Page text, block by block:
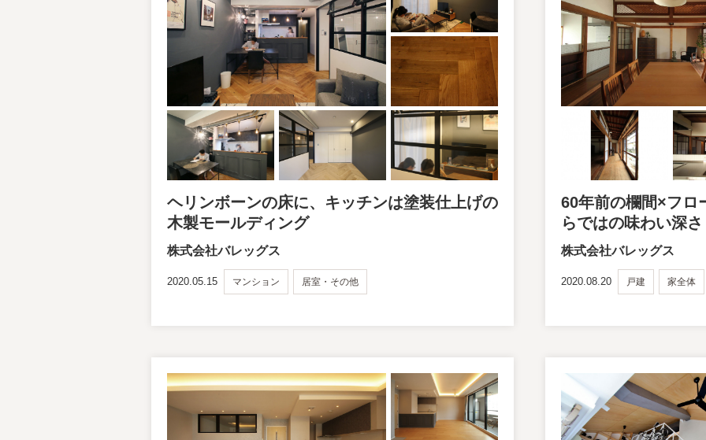
ヘリンボーンの床に、キッチンは塗装仕上げの
木製モールディング
株式会社バレッグス
2020.05.15 マンション 居室・その他
60年前の欄間×フロ
らではの味わい深さ
株式会社バレッグス
2020.08.20 戸建 家全体